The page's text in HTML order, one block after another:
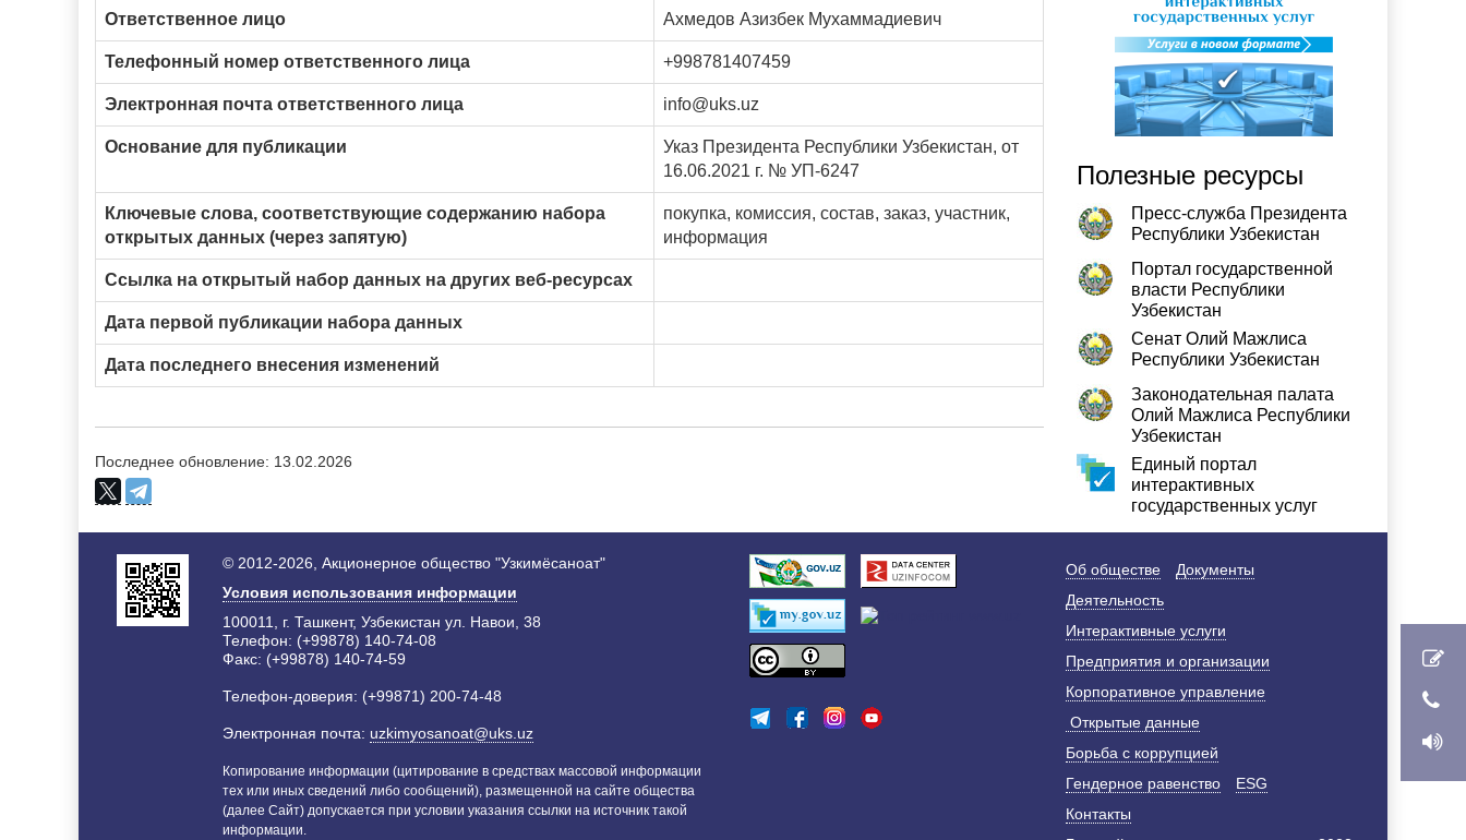
Ответственное лицо Ахмедов Азизбек Мухаммадиевич
Телефонный номер ответственного лица +998781407459
Электронная почта ответственного лица info@uks.uz
Основание для публикации
Указ Президента Республики Узбекистан, от
16.06.2021 г. № УП-6247
Ключевые слова, соответствующие содержанию набора
открытых данных (через запятую)
покупка, комиссия, состав, заказ, участник,
информация
Ссылка на открытый набор данных на других веб-ресурсах
Дата первой публикации набора данных
Дата последнего внесения изменений
Последнее обновление: 13.02.2026
Полезные ресурсы
Пресс-служба Президента
Республики Узбекистан
Портал государственной
власти Республики
Узбекистан
Сенат Олий Мажлиса
Республики Узбекистан
Законодательная палата
Олий Мажлиса Республики
Узбекистан
Единый портал
интерактивных
государственных услуг
© 2012-2026, Акционерное общество "Узкимёсаноат"
Условия использования информации
100011, г. Ташкент, Узбекистан ул. Навои, 38
Телефон: (+99878) 140-74-08
Факс: (+99878) 140-74-59
Телефон-доверия: (+99871) 200-74-48
Электронная почта: uzkimyosanoat@uks.uz
Копирование информации (цитирование в средствах массовой информации
тех или иных сведений либо сообщений), размещенной на сайте общества
(далее Сайт) допускается при условии указания ссылки на источник такой
информации.
Об обществе
Документы
Деятельность
Интерактивные услуги
Предприятия и организации
Корпоративное управление
Открытые данные
Борьба с коррупцией
Гендерное равенство
ESG
Контакты